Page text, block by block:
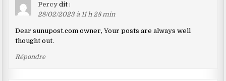
Percy dit :
28/02/2023 à 11 h 28 min
Dear sunupost.com owner, Your posts are always well
thought out.
Répondre